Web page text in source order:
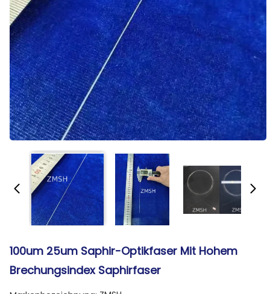
100um 25um Saphir-Optikfaser Mit Hohem
Brechungsindex Saphirfaser